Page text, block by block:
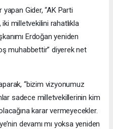
Gider, “AK Parti
milletvekilini rahatlıkla
Erdoğan yeniden
muhabbettir” diyerek net
“bizim vizyonumuz
sadece milletvekillerinin kim
karar vermeyecekler.
devamı mı yoksa yeniden